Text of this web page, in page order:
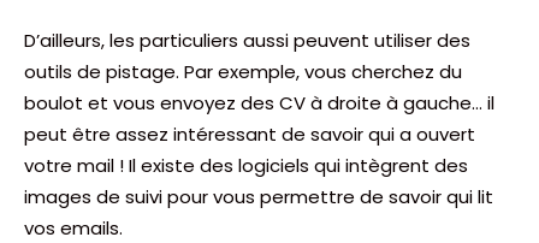
D’ailleurs, les particuliers aussi peuvent utiliser des
outils de pistage. Par exemple, vous cherchez du
boulot et vous envoyez des CV à droite à gauche… il
peut être assez intéressant de savoir qui a ouvert
votre mail ! Il existe des logiciels qui intègrent des
images de suivi pour vous permettre de savoir qui lit
vos emails.